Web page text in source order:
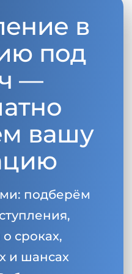
в
под
—
вашу
подберём
сроках,
и шансах